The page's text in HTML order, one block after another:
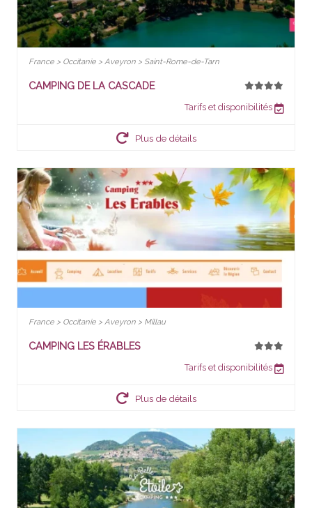
France > Occitanie > Aveyron > Saint-Rome-de-Tarn
CAMPING DE LA CASCADE
Tarifs et disponibilités
Plus de détails
France > Occitanie > Aveyron > Millau
CAMPING LES ÉRABLES
Tarifs et disponibilités
Plus de détails